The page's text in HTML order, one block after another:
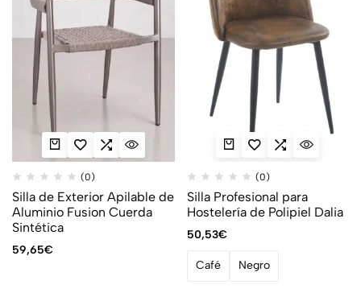
(0)
Silla de Exterior Apilable de
Aluminio Fusion Cuerda
Sintética
59,65€
(0)
Silla Profesional para
Hostelería de Polipiel Dalia
50,53€
Café Negro